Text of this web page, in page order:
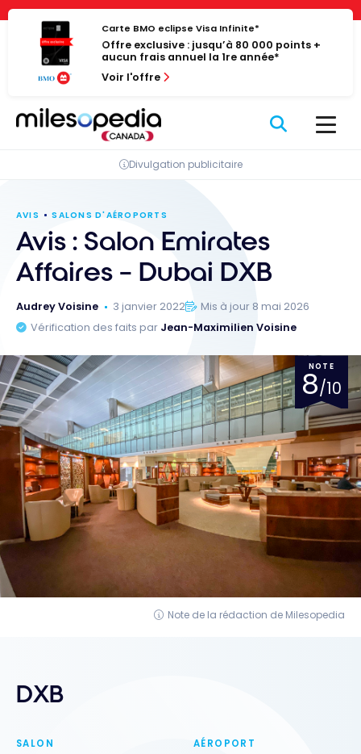
Panneau de gestion des cookies
Passer
contenu
Carte BMO eclipse Visa Infinite*
Offre exclusive : jusqu’à 80 000 points +
aucun frais annuel la 1re année*
Voir l'offre
Divulgation publicitaire
AVIS SALONS D'AÉROPORTS
Avis : Salon Emirates
Affaires – Dubai DXB
Audrey Voisine 3 janvier 2022
Mis à jour 8 mai 2026
Vérification des faits par Jean-Maximilien Voisine
NOTE
8/10
Note de la rédaction de Milesopedia
DXB
SALON AÉROPORT